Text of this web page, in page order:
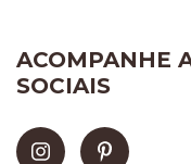
ACOMPANHE
SOCIAIS